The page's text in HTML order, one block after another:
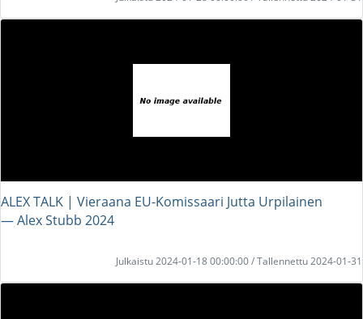
ALEX TALK | Vieraana EU-Komissaari Jutta Urpilainen
― Alex Stubb 2024
Julkaistu 2024-01-18 00:00:00 / Tallennettu 2024-01-31